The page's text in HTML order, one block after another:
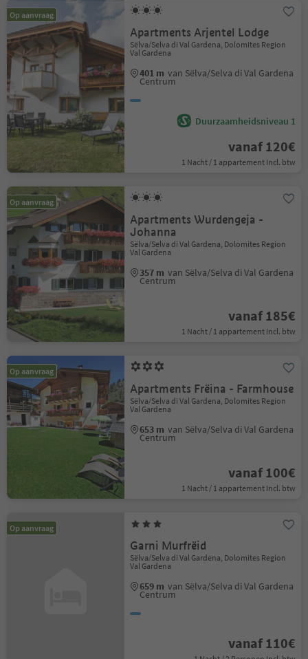
Op aanvraag
Apartments Arjentel Lodge
Sëlva/Selva di Val Gardena, Dolomites Region
Val Gardena
401 m van Sëlva/Selva di Val Gardena
Centrum
Duurzaamheidsniveau 1
vanaf 120€
1 Nacht / 1 appartement Incl. btw
Op aanvraag
Apartments Wurdengeja -
Johanna
Sëlva/Selva di Val Gardena, Dolomites Region
Val Gardena
357 m van Sëlva/Selva di Val Gardena
Centrum
vanaf 185€
1 Nacht / 1 appartement Incl. btw
Op aanvraag
Apartments Frëina - Farmhouse
Sëlva/Selva di Val Gardena, Dolomites Region
Val Gardena
653 m van Sëlva/Selva di Val Gardena
Centrum
vanaf 100€
1 Nacht / 1 appartement Incl. btw
Op aanvraag
Garni Murfrëid
Sëlva/Selva di Val Gardena, Dolomites Region
Val Gardena
659 m van Sëlva/Selva di Val Gardena
Centrum
vanaf 110€